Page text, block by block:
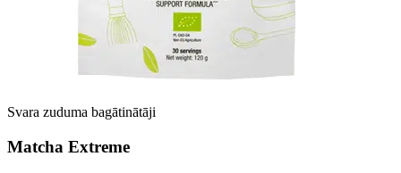
Svara zuduma bagātinātāji
Matcha Extreme